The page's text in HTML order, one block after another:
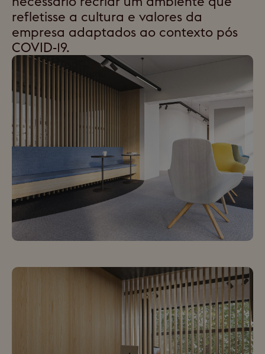
refletisse a cultura e valores da
empresa adaptados ao contexto pós
COVID-19.